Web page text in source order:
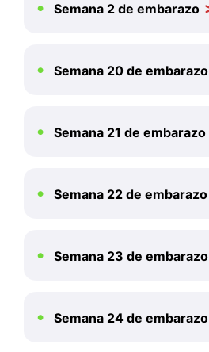
Semana 2 de embarazo
Semana 20 de embarazo
Semana 21 de embarazo
Semana 22 de embarazo
Semana 23 de embarazo
Semana 24 de embarazo